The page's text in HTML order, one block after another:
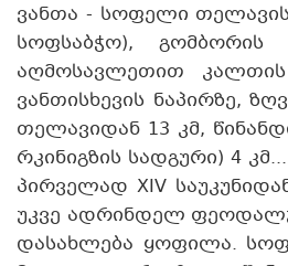
ვანთა - სოფელი
სოფსაბჭო),
აღმოსავლეთით
ვანთისხევის ნაპირზე,
თელავიდან 13 კმ,
რკინიგზის სადგური) 4
პირველად XIV
უკვე ადრინდელ
დასახლება ყოფილა.